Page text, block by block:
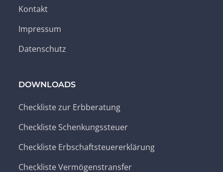
Kontakt
Impressum
Datenschutz
DOWNLOADS
Checkliste zur Erbberatung
Checkliste Schenkungssteuer
Checkliste Erbschaftsteuererklärung
Checkliste Vermögenstransfer